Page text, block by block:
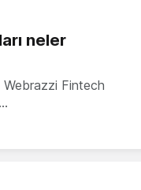
neler
Webrazzi Fintech